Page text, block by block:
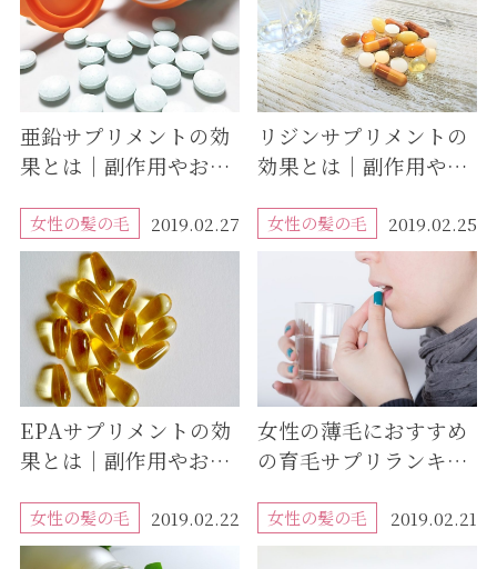
亜鉛サプリメントの効
果とは｜副作用やおす
も紹介
リジンサプリメントの
効果とは｜副作用やお
グも紹介
女性の髪の毛 2019.02.27
EPAサプリメントの効
果とは｜副作用やおす
も紹介
女性の髪の毛 2019.02.25
女性の薄毛におすすめ
の育毛サプリランキン
イエットなど原因別の
人気の市販商品
女性の髪の毛 2019.02.22 女性の髪の毛 2019.02.21